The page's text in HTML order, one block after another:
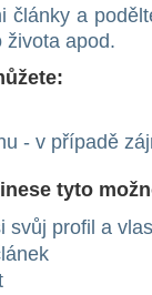
články a
života apod.
- v případě
tyto
svůj profil a